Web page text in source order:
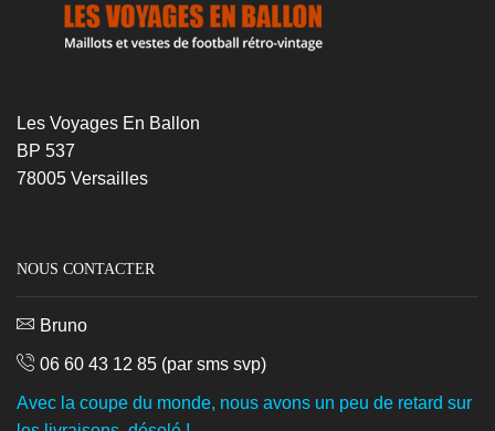
Les Voyages En Ballon
BP 537
78005 Versailles
NOUS CONTACTER
Bruno
06 60 43 12 85 (par sms svp)
Avec la coupe du monde, nous avons un peu de retard sur